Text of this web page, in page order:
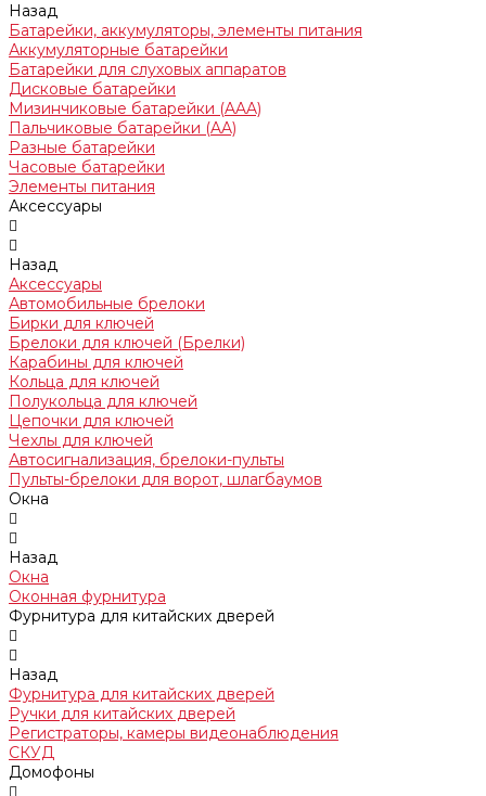
Назад
Батарейки, аккумуляторы, элементы питания
Аккумуляторные батарейки
Батарейки для слуховых аппаратов
Дисковые батарейки
Мизинчиковые батарейки (AAA)
Пальчиковые батарейки (AA)
Разные батарейки
Часовые батарейки
Элементы питания
Аксессуары
Назад
Аксессуары
Автомобильные брелоки
Бирки для ключей
Брелоки для ключей (Брелки)
Карабины для ключей
Кольца для ключей
Полукольца для ключей
Цепочки для ключей
Чехлы для ключей
Автосигнализация, брелоки-пульты
Пульты-брелоки для ворот, шлагбаумов
Окна
Назад
Окна
Оконная фурнитура
Фурнитура для китайских дверей
Назад
Фурнитура для китайских дверей
Ручки для китайских дверей
Регистраторы, камеры видеонаблюдения
СКУД
Домофоны